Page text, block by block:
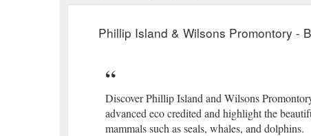
Phillip Island & Wilsons Promontory -
Discover Phillip Island and Wilsons
advanced eco credited and highlight the
mammals such as seals, whales, and dolphins.